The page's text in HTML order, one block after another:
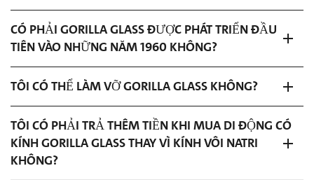
CÓ PHẢI GORILLA GLASS ĐƯỢC PHÁT TRIỂN ĐẦU
TIÊN VÀO NHỮNG NĂM 1960 KHÔNG?
TÔI CÓ THỂ LÀM VỠ GORILLA GLASS KHÔNG?
TÔI CÓ PHẢI TRẢ THÊM TIỀN KHI MUA DI ĐỘNG CÓ
KÍNH GORILLA GLASS THAY VÌ KÍNH VÔI NATRI
KHÔNG?